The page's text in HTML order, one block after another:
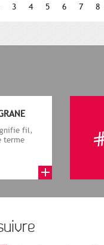
3 4 5 6 7 8
fil,
terme